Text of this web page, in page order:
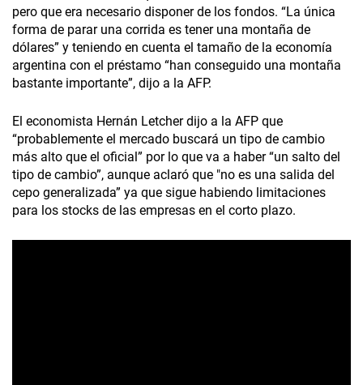
pero que era necesario disponer de los fondos. “La única
forma de parar una corrida es tener una montaña de
dólares” y teniendo en cuenta el tamaño de la economía
argentina con el préstamo “han conseguido una montaña
bastante importante”, dijo a la AFP.
El economista Hernán Letcher dijo a la AFP que
“probablemente el mercado buscará un tipo de cambio
más alto que el oficial” por lo que va a haber “un salto del
tipo de cambio”, aunque aclaró que "no es una salida del
cepo generalizada” ya que sigue habiendo limitaciones
para los stocks de las empresas en el corto plazo.